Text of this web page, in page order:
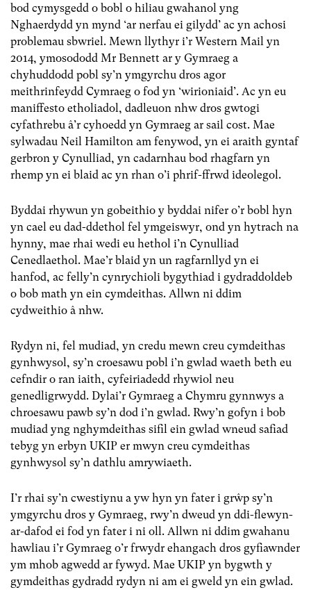
bod cymysgedd o bobl o hiliau gwahanol yng
Nghaerdydd yn mynd ‘ar nerfau ei gilydd’ ac yn achosi
problemau sbwriel. Mewn llythyr i’r Western Mail yn
2014, ymosododd Mr Bennett ar y Gymraeg a
chyhuddodd pobl sy’n ymgyrchu dros agor
meithrinfeydd Cymraeg o fod yn ‘wirioniaid’. Ac yn eu
maniffesto etholiadol, dadleuon nhw dros gwtogi
cyfathrebu â’r cyhoedd yn Gymraeg ar sail cost. Mae
sylwadau Neil Hamilton am fenywod, yn ei araith gyntaf
gerbron y Cynulliad, yn cadarnhau bod rhagfarn yn
rhemp yn ei blaid ac yn rhan o’i phrif-ffrwd ideolegol.
Byddai rhywun yn gobeithio y byddai nifer o’r bobl hyn
yn cael eu dad-ddethol fel ymgeiswyr, ond yn hytrach na
hynny, mae rhai wedi eu hethol i’n Cynulliad
Cenedlaethol. Mae’r blaid yn un ragfarnllyd yn ei
hanfod, ac felly’n cynrychioli bygythiad i gydraddoldeb
o bob math yn ein cymdeithas. Allwn ni ddim
cydweithio â nhw.
Rydyn ni, fel mudiad, yn credu mewn creu cymdeithas
gynhwysol, sy’n croesawu pobl i’n gwlad waeth beth eu
cefndir o ran iaith, cyfeiriadedd rhywiol neu
genedligrwydd. Dylai’r Gymraeg a Chymru gynnwys a
chroesawu pawb sy’n dod i’n gwlad. Rwy’n gofyn i bob
mudiad yng nghymdeithas sifil ein gwlad wneud safiad
tebyg yn erbyn UKIP er mwyn creu cymdeithas
gynhwysol sy’n dathlu amrywiaeth.
I’r rhai sy’n cwestiynu a yw hyn yn fater i grŵp sy’n
ymgyrchu dros y Gymraeg, rwy’n dweud yn ddi-flewyn-
ar-dafod ei fod yn fater i ni oll. Allwn ni ddim gwahanu
hawliau i’r Gymraeg o’r frwydr ehangach dros gyfiawnder
ym mhob agwedd ar fywyd. Mae UKIP yn bygwth y
gymdeithas gydradd rydyn ni am ei gweld yn ein gwlad.